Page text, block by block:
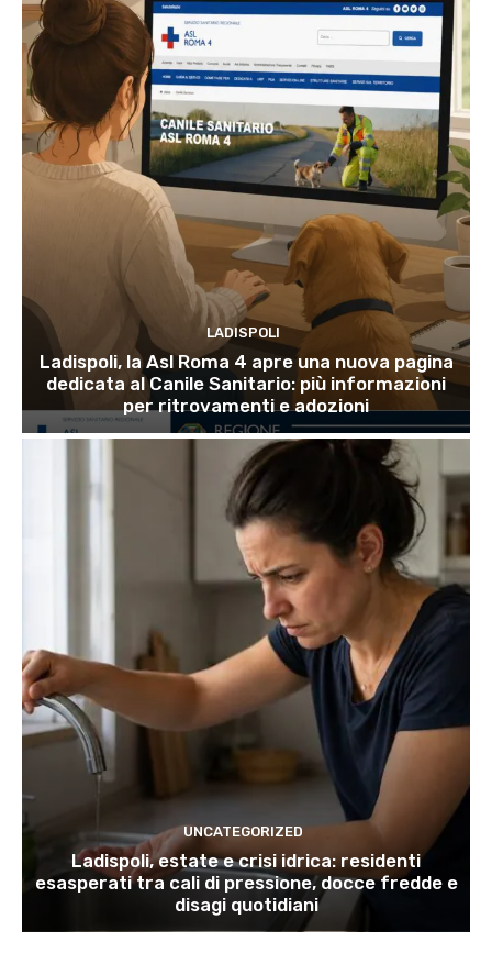
LADISPOLI
Ladispoli, la Asl Roma 4 apre una nuova pagina
dedicata al Canile Sanitario: più informazioni
per ritrovamenti e adozioni
UNCATEGORIZED
Ladispoli, estate e crisi idrica: residenti
esasperati tra cali di pressione, docce fredde e
disagi quotidiani